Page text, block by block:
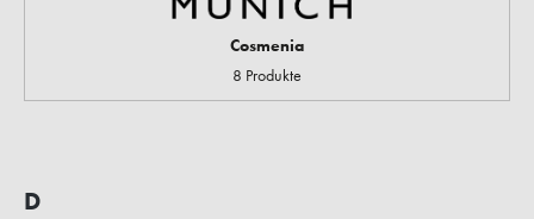
Cosmenia
8 Produkte
D